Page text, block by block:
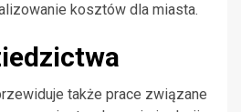
kosztów dla miasta.
także prace związane